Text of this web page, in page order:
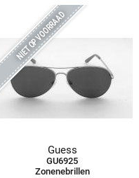
NIET OP VOORRAAD
Guess
GU6925
Zonenebrillen